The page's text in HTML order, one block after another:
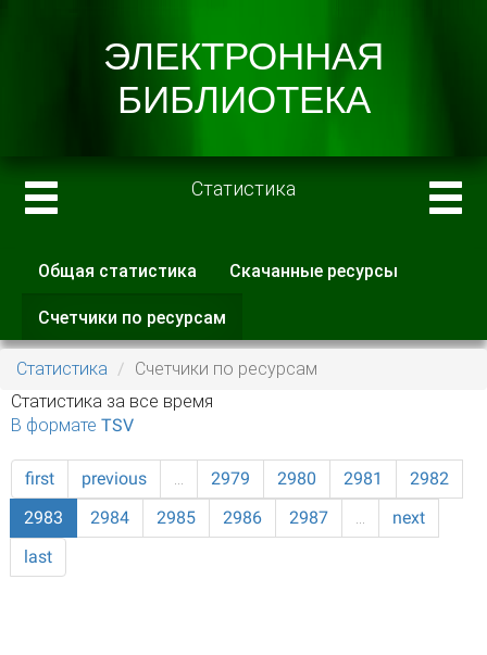
Статистика
Главные вкладки
Общая статистика Скачанные ресурсы
Счетчики по ресурсам
вкладка)
Статистика
Счетчики по ресурсам
Статистика за все время
В формате TSV
first previous … 2979 2980 2981
2982
2983
2984 2985 2986 2987 …
next
last